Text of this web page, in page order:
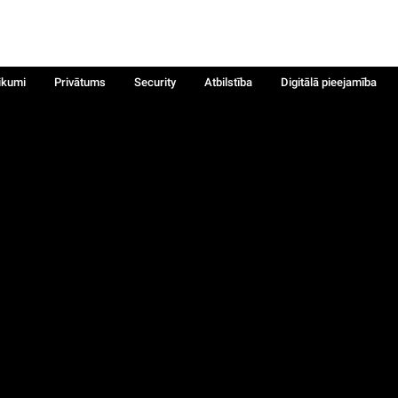
Privātums Security Atbilstība
Digitālā pieejamība